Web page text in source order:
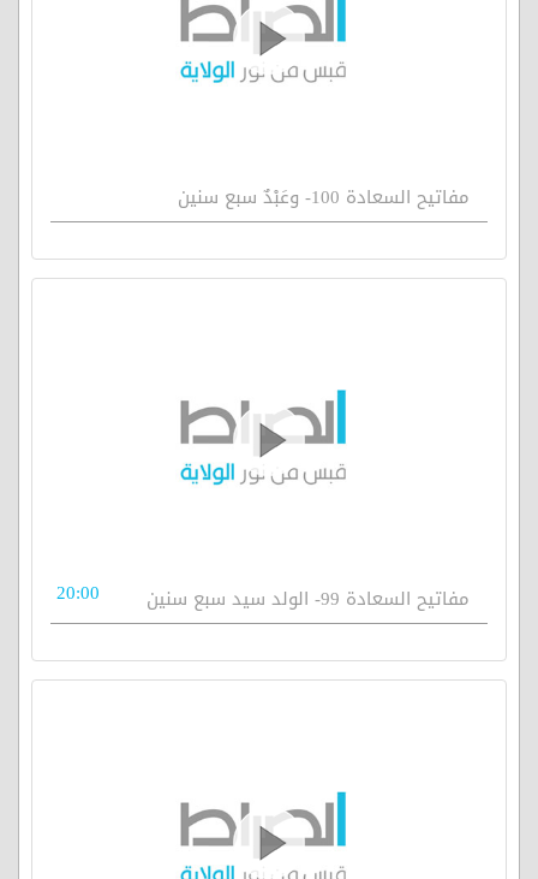
مفاتيح السعادة 100- وعَبْدٌ سبع سنين
مفاتيح السعادة 99- الولد سيد سبع سنين 20:00